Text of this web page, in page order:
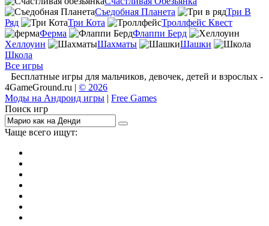
Съедобная Планета
Три В
Ряд
Три Кота
Троллфейс Квест
Ферма
Флаппи Берд
Хеллоуин
Шахматы
Шашки
Школа
Все игры
Бесплатные игры для мальчиков, девочек, детей и взрослых -
4GameGround.ru | © 2026
Моды на Андроид игры | Free Games
Поиск игр
Чаще всего ищут: